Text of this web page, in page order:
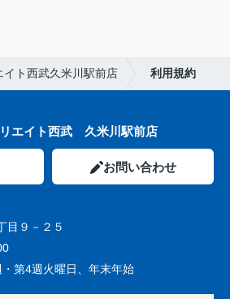
ト西武久米川駅前店 利用規約
エイト西武 久米川駅前店
お問い合わせ
目９－２５
第4週火曜日、年末年始